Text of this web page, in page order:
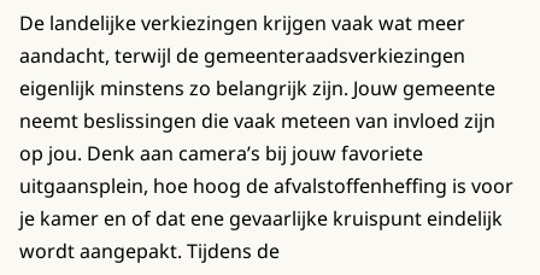
De landelijke verkiezingen krijgen vaak wat meer
aandacht, terwijl de gemeenteraadsverkiezingen
eigenlijk minstens zo belangrijk zijn. Jouw gemeente
neemt beslissingen die vaak meteen van invloed zijn
op jou. Denk aan camera’s bij jouw favoriete
uitgaansplein, hoe hoog de afvalstoffenheffing is voor
je kamer en of dat ene gevaarlijke kruispunt eindelijk
wordt aangepakt. Tijdens de